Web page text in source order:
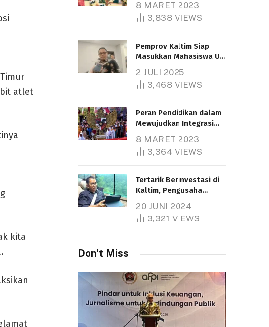
atlet
kita
Telah dibaca : 4.607 Kali.
8 MARET 2023
3,838 VIEWS
Pemprov Kaltim Siap
Masukkan Mahasiswa UT
Bantuan Pendidikan
Gratispol
2 JULI 2025
3,468 VIEWS
Peran Pendidikan dalam
Mewujudkan Integrasi
Telah dibaca : 5.260 Kali.
8 MARET 2023
3,364 VIEWS
Tertarik Berinvestasi di
Kaltim, Pengusaha
1.000 Hektare
Telah dibaca : 1.281 Kali.
20 JUNI 2024
3,321 VIEWS
Don't Miss